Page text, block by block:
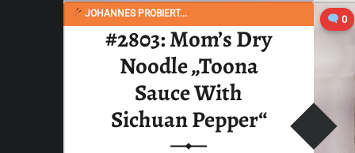
0
JOHANNES PROBIERT...
#2803: Mom’s Dry
Noodle „Toona
Sauce With
Sichuan Pepper“